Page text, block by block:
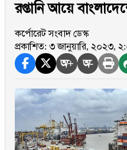
রপ্তানি আয়ে
কর্পোরেট সংবাদ ডেস্ক
প্রকাশিত: ৩ জানুয়ারি, ২০২৩,
অ+ অ-